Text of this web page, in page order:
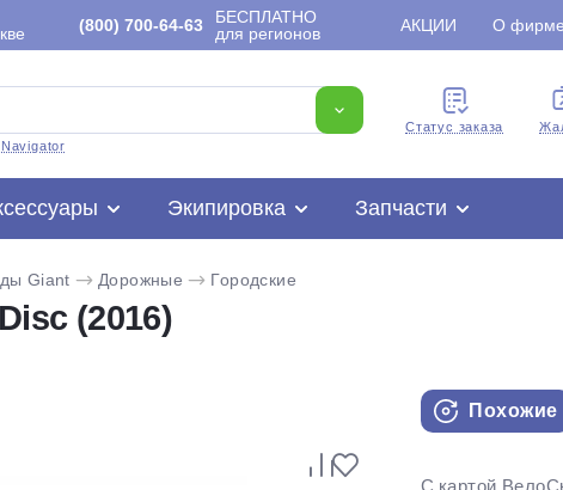
(800) 700-64-63
БЕСПЛАТНО
для регионов
АКЦИИ О фирме
Cтатус заказа
Экипировка Запчасти
Giant Дорожные Городские
(2016)
Похожие
С картой